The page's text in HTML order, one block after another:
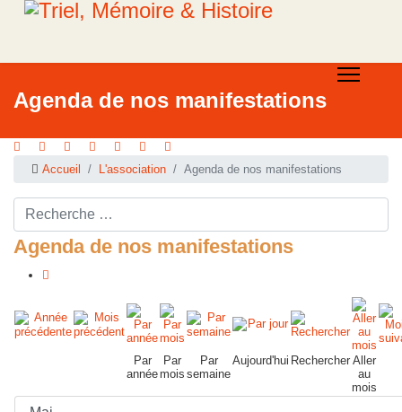
Agenda de nos manifestations
Accueil L'association Agenda de nos manifestations
Rechercher ...
Agenda de nos manifestations
Par
année
Par
mois
Par
semaine
Aujourd'hui Rechercher Aller
au
mois